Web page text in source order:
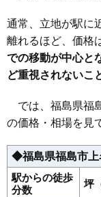
40 松山町
41 御山
42 八木田
44 松浪町
45 南沢又
46 宮代
47 本内
48 伏拝
21 松川駅
22 向瀬上駅
通常、立地が駅に
離れるほど、価格
での移動が中心と
ど重視されないこ
では、福島県福
の価格・相場を見
◆福島県福島市上
駅からの徒歩
分数
坪